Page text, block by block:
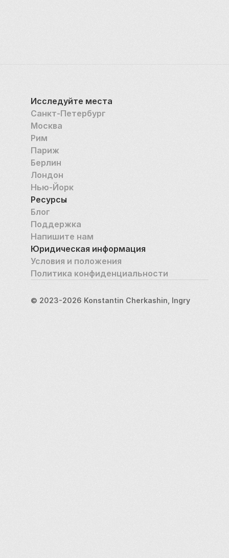
Исследуйте места
Санкт-Петербург
Москва
Рим
Париж
Берлин
Лондон
Нью-Йорк
Ресурсы
Блог
Поддержка
Напишите нам
Юридическая информация
Условия и положения
Политика конфиденциальности
© 2023-2026 Konstantin Cherkashin, Ingry